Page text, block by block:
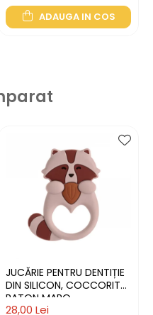
ADAUGA IN COS
JUCĂRIE PENTRU DENTIȚIE
DIN SILICON, COCCORITO,
RATON MARO
28,00 Lei